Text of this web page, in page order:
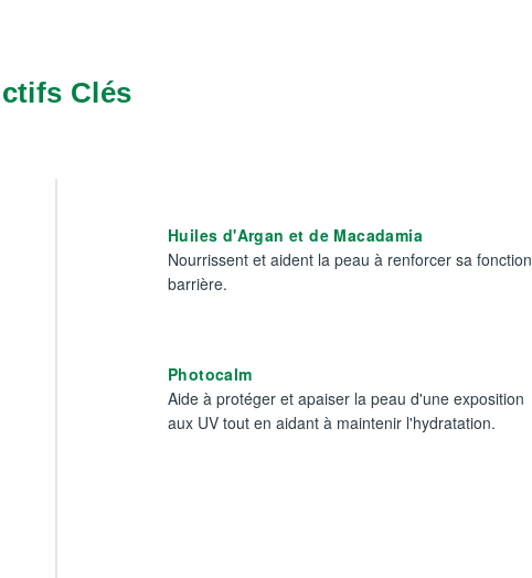
Clés
Huiles d'Argan et de Macadamia
Nourrissent et aident la peau à renforcer sa fonction
barrière.
Photocalm
Aide à protéger et apaiser la peau d'une exposition
aux UV tout en aidant à maintenir l'hydratation.